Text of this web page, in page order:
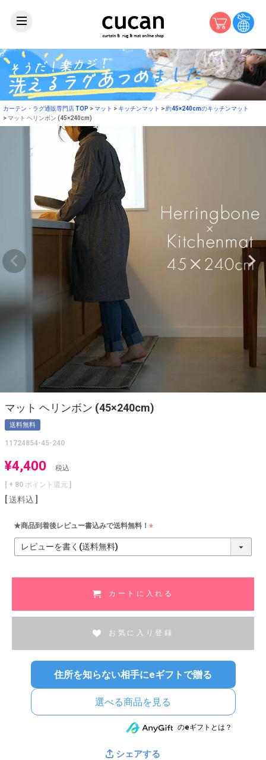
カーテン・ラグ通販専門店 TOP マット キッチンマット
約45×240cmのキッチンマット
マット ヘリンボン (45×240cm)
マット ヘリンボン (45×240cm)
送料無料
11724854-45-240
¥4,400
税込
[ + 80 ポイント還元 ]
送料込
★商品到着後レビュー書込みで送料無料！
(
カートに入れる
お気に入り登録
住所を知らない相手にeギフトで贈る
選べる商品を見る
のeギフトとは？
シェアする